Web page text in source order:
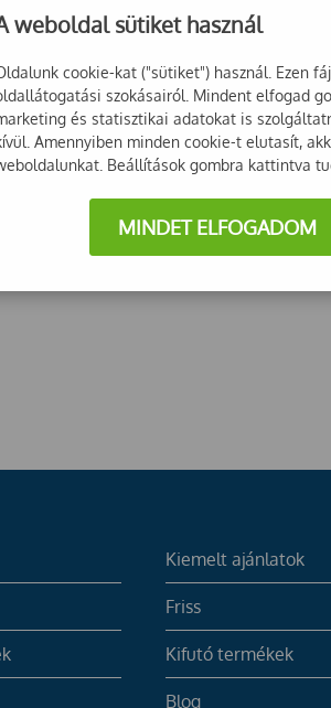
Kiemelt ajánlatok
Friss
Kifutó termékek
Blog
weboldal sütiket használ
cookie-kat ("sütiket") használ. Ezen
szokásairól. Mindent elfogad
és statisztikai adatokat is
Amennyiben minden cookie-t elutasít,
Beállítások gombra kattintva
MINDET ELFOGADOM